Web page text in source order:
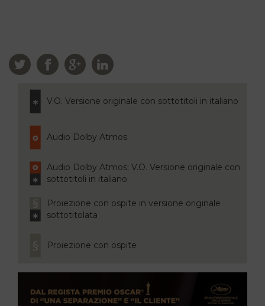
V.O. Versione originale con sottotitoli in italiano
Audio Dolby Atmos
Audio Dolby Atmos; V.O. Versione originale con
sottotitoli in italiano
Proiezione con ospite in versione originale
sottotitolata
Proiezione con ospite